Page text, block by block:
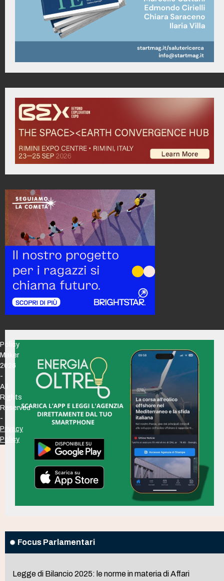
Focus Parlamentari
Legge di Bilancio 2025: le norme in materia di Affari
Policy
Maker
2026
-
All
Rights
Reserved
-
Privacy
Policy